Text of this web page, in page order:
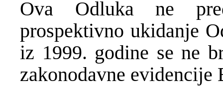
Ova Odluka ne
prospektivno ukidanje
iz 1999. godine se ne
zakonodavne evidencije